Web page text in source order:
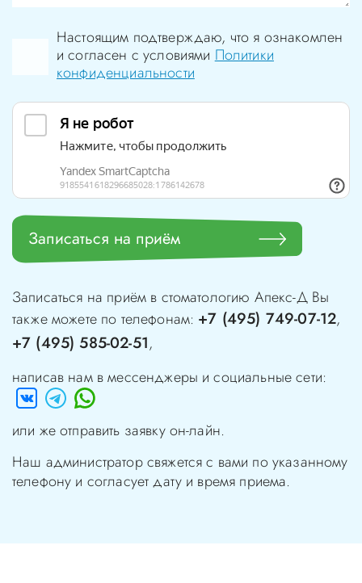
Настоящим подтверждаю, что я ознакомлен
и согласен с условиямиПолитики
конфиденциальности
Записаться на приём
Записаться на приём в стоматологию Апекс-ДВы
также можете по телефонам: +7 (495) 749-07-12,
+7 (495) 585-02-51,
написав нам в мессенджеры и социальные сети:
или же отправить заявку он-лайн.
Наш администратор свяжется с вами по указанному
телефону и согласует дату и время приема.